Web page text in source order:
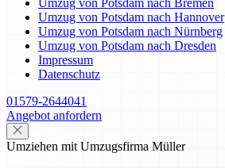
Umzug von Potsdam nach Bremen
Umzug von Potsdam nach Hannover
Umzug von Potsdam nach Nürnberg
Umzug von Potsdam nach Dresden
Impressum
Datenschutz
01579-2644041
Angebot anfordern
Umziehen mit Umzugsfirma Müller